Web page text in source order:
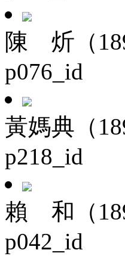
陳 炘（
p076_id
黃媽典（
p218_id
賴 和（
p042_id